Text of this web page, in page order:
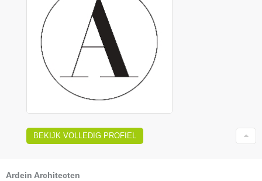
BEKIJK VOLLEDIG PROFIEL
Ardein Architecten